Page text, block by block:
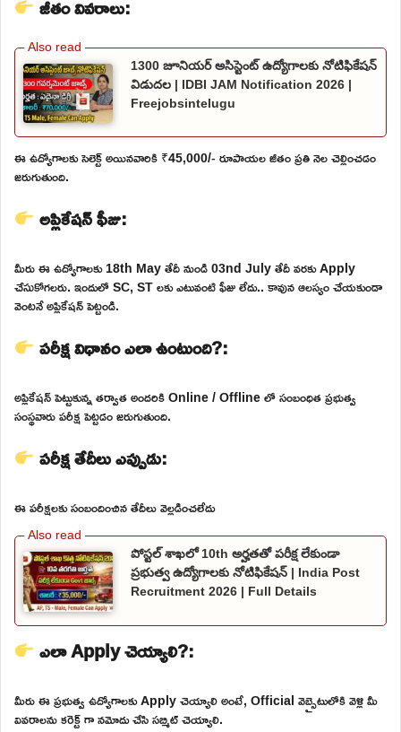
జీతం వివరాలు:
1300 జూనియర్ అసిస్టెంట్ ఉద్యోగాలకు నోటిఫికేషన్
విడుదల | IDBI JAM Notification 2026 |
Freejobsintelugu
ఈ ఉద్యోగాలకు సెలెక్ట్ అయినవారికి ₹45,000/- రూపాయల జీతం ప్రతి నెల చెల్లించడం
జరుగుతుంది.
అప్లికేషన్ ఫీజు:
మీరు ఈ ఉద్యోగాలకు 18th May తేదీ నుండి 03nd July తేదీ వరకు Apply
చేసుకోగలరు. ఇందులో SC, ST లకు ఎటువంటి ఫీజు లేదు.. కావున ఆలస్యం చేయకుండా
వెంటనే అప్లికేషన్ పెట్టండి.
పరీక్ష విధానం ఎలా ఉంటుంది?:
అప్లికేషన్ పెట్టుకున్న తర్వాత అందరికి Online / Offline లో సంబంధిత ప్రభుత్వ
సంస్థవారు పరీక్ష పెట్టడం జరుగుతుంది.
పరీక్ష తేదీలు ఎప్పుడు:
ఈ పరీక్షలకు సంబందించిన తేదీలు వెల్లడించలేదు
పోస్టల్ శాఖలో 10th అర్హతతో పరీక్ష లేకుండా
ప్రభుత్వ ఉద్యోగాలకు నోటిఫికేషన్ | India Post
Recruitment 2026 | Full Details
ఎలా Apply చెయ్యాలి?:
మీరు ఈ ప్రభుత్వ ఉద్యోగాలకు Apply చెయ్యాలి అంటే, Official వెబ్సైటులోకి వెళ్లి మీ
వివరాలను కరెక్ట్ గా నమోదు చేసి సబ్మిట్ చెయ్యాలి.